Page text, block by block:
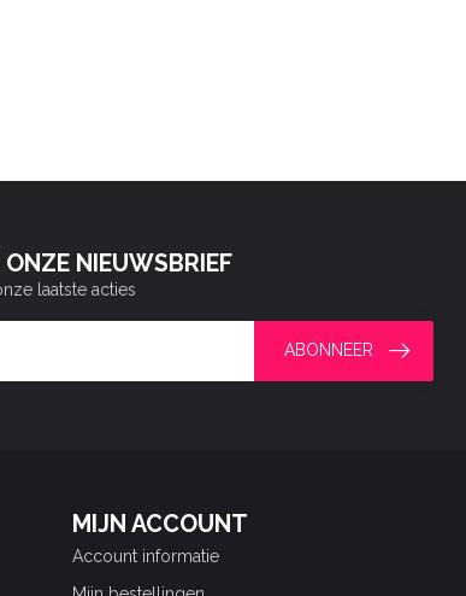
NIEUWSBRIEF
laatste acties
ABONNEER
MIJN ACCOUNT
Account informatie